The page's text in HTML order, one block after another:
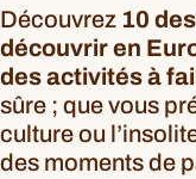
Découvrez 10
découvrir en
des activités à
sûre ; que vous
culture ou
des moments de